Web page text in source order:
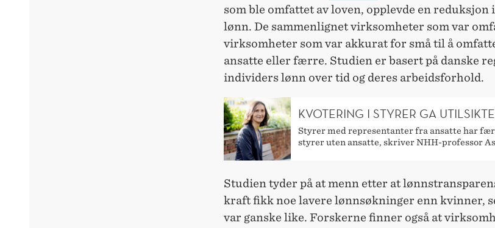
som ble omfattet av loven, opplevde en reduksjon
lønn. De sammenlignet virksomheter som var
virksomheter som var akkurat for små til å
ansatte eller færre. Studien er basert på danske
individers lønn over tid og deres arbeidsforhold.
KVOTERING I STYRER GA
Styrer med representanter fra ansatte har
styrer uten ansatte, skriver NHH-professor
Studien tyder på at menn etter at
kraft fikk noe lavere lønnsøkninger enn kvinner,
var ganske like. Forskerne finner også at